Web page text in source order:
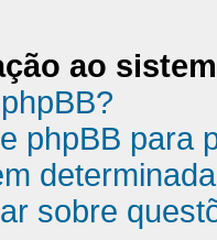
ao
phpBB para
sobre